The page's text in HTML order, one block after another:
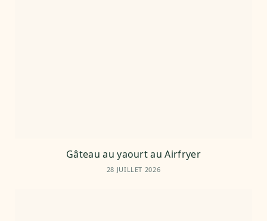
Gâteau au yaourt au Airfryer
28 JUILLET 2026